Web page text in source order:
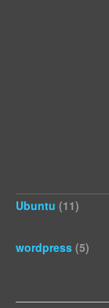
Ubuntu (11)
wordpress (5)